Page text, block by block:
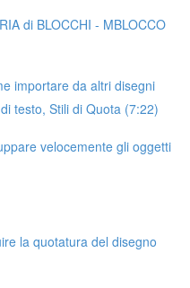
di BLOCCHI - MBLOCCO
importare da altri disegni
testo, Stili di Quota (7:22)
velocemente gli oggetti
la quotatura del disegno